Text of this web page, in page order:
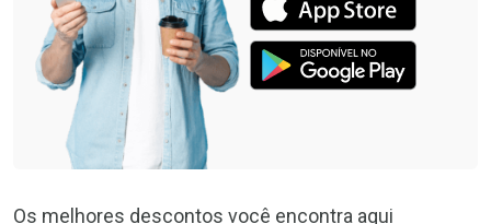
Os melhores descontos você encontra aqui